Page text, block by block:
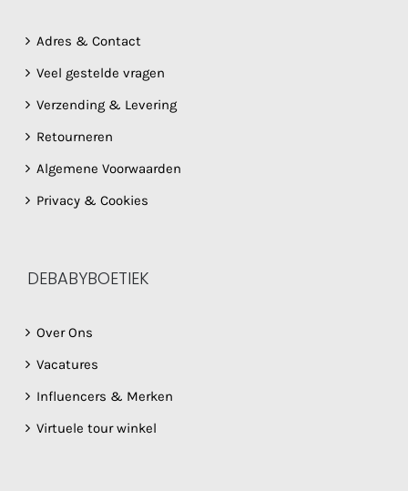
Adres & Contact
Veel gestelde vragen
Verzending & Levering
Retourneren
Algemene Voorwaarden
Privacy & Cookies
DEBABYBOETIEK
Over Ons
Vacatures
Influencers & Merken
Virtuele tour winkel